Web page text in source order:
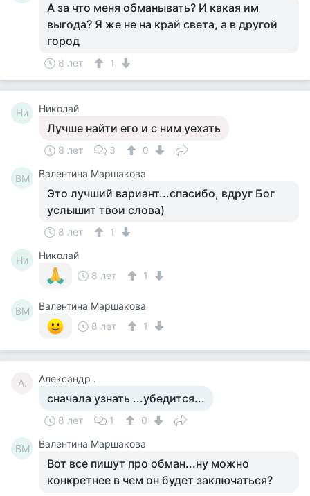
А за что меня обманывать? И какая им
выгода? Я же не на край света, а в другой
город
8 лет 1
Ни Николай
Лучше найти его и с ним уехать
8 лет 3 0
ВМ Валентина Маршакова
Это лучший вариант...спасибо, вдруг Бог
услышит твои слова)
8 лет 1
Ни
Николай
8 лет
1
ВМ
Валентина Маршакова
8 лет
1
А. Александр .
сначала узнать ...убедится...
8 лет 1 0
ВМ Валентина Маршакова
Вот все пишут про обман...ну можно
конкретнее в чем он будет заключаться?